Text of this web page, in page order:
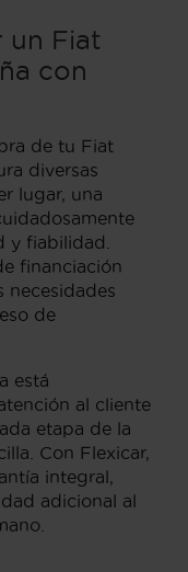
un Fiat
con
de tu Fiat
diversas
lugar, una
y fiabilidad.
financiación
necesidades
de
está
al cliente
etapa de la
Con Flexicar,
integral,
adicional al